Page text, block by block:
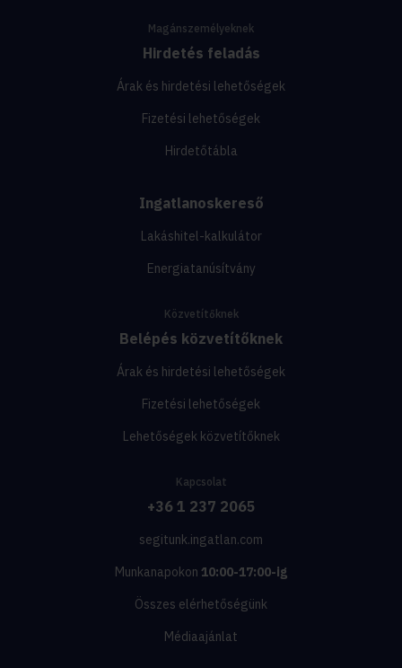
Magánszemélyeknek
Hirdetés feladás
Árak és hirdetési lehetőségek
Fizetési lehetőségek
Hirdetőtábla
Ingatlanoskereső
Lakáshitel-kalkulátor
Energiatanúsítvány
Közvetítőknek
Belépés közvetítőknek
Árak és hirdetési lehetőségek
Fizetési lehetőségek
Lehetőségek közvetítőknek
Kapcsolat
+36 1 237 2065
segitunk.ingatlan.com
Munkanapokon 10:00-17:00-ig
Összes elérhetőségünk
Médiaajánlat